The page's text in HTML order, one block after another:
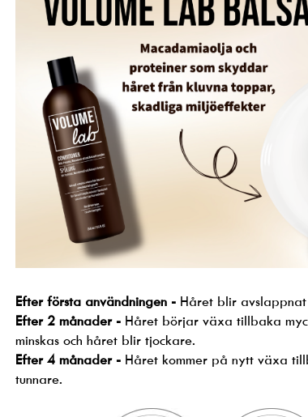
Efter första användningen - Håret blir avslappnat
Efter 2 månader - Håret börjar växa tillbaka
minskas och håret blir tjockare.
Efter 4 månader - Håret kommer på nytt växa
tunnare.